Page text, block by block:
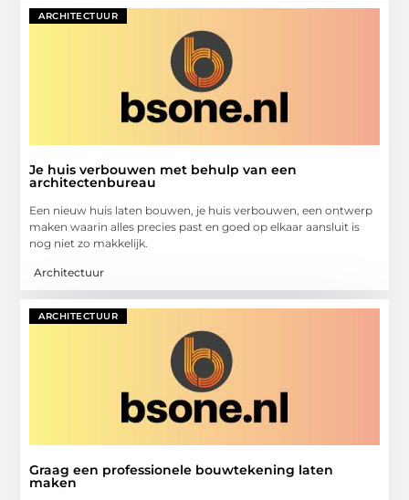
ARCHITECTUUR
Je huis verbouwen met behulp van een
architectenbureau
Een nieuw huis laten bouwen, je huis verbouwen, een ontwerp
maken waarin alles precies past en goed op elkaar aansluit is
nog niet zo makkelijk.
Architectuur
ARCHITECTUUR
Graag een professionele bouwtekening laten
maken